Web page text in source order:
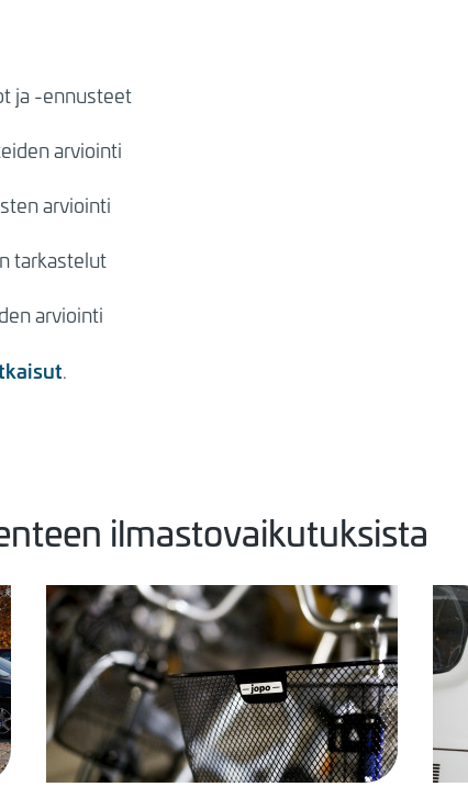
ja -ennusteet
arviointi
arviointi
tarkastelut
arviointi
.
ilmastovaikutuksista
Kuva